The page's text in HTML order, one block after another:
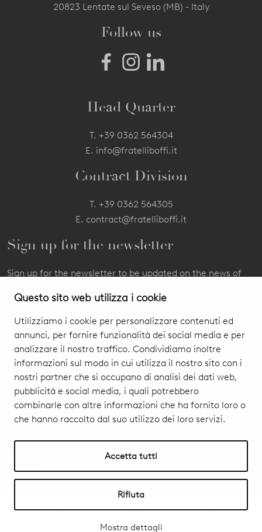
Questo sito web utilizza i cookie
Utilizziamo i cookie per personalizzare contenuti ed
annunci, per fornire funzionalità dei social media e per
analizzare il nostro traffico. Condividiamo inoltre
informazioni sul modo in cui utilizza il nostro sito con i
nostri partner che si occupano di analisi dei dati web,
pubblicità e social media, i quali potrebbero
combinarle con altre informazioni che ha fornito loro o
che hanno raccolto dal suo utilizzo dei loro servizi.
Accetta tutti
Rifiuta
Mostra dettagli
20823 Lentate sul Seveso (MB) - Italy
Follow us
Head Quarter
T. +39 0362 564304
E. info@fratelliboffi.it
Contract Division
T. +39 0362 564305
E. contract@fratelliboffi.it
Sign up for the newsletter
Sign up for the newsletter to be updated on the news of
I authorize you to treat my personal dataPrivacy Policy & Cookie
©2023 Fratelli Boffi s.r.l. | P.Iva 00686590969 | C.F. 00682660154 |
Privacy Policy & Cookie